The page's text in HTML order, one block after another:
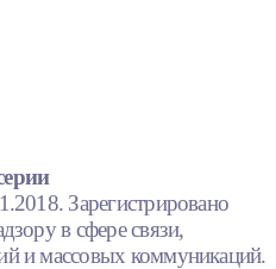
Зарегистрировано
в сфере связи,
и массовых коммуникаций.